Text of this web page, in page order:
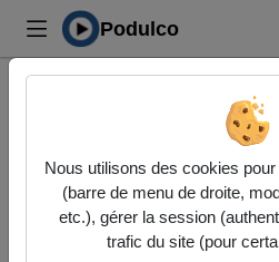
Podulco
352 vidéos
Audio Vidéo
Direction de tri
Nous utilisons des cookies pour
(barre de menu de droite,
etc.), gérer la session
trafic du site (pour